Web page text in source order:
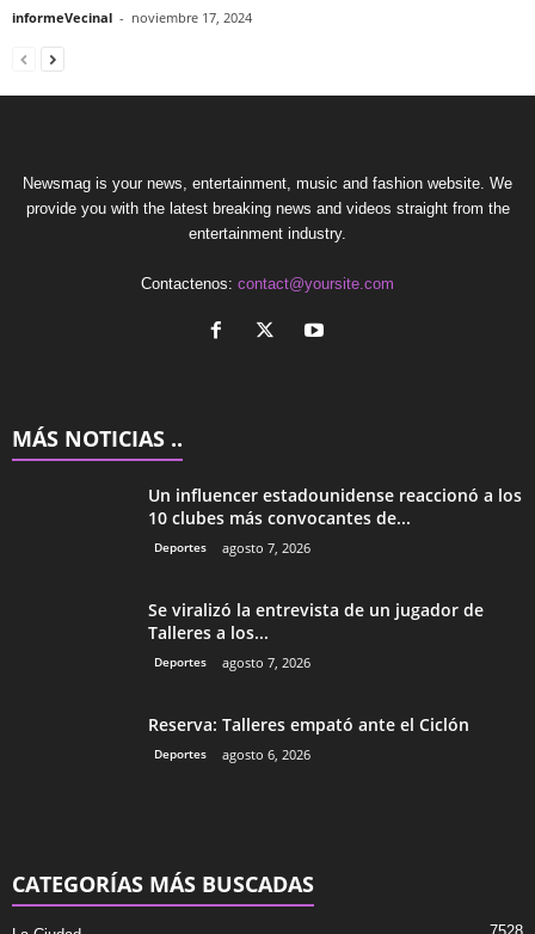
informeVecinal - noviembre 17, 2024
Newsmag is your news, entertainment, music and fashion website. We
provide you with the latest breaking news and videos straight from the
entertainment industry.
Contactenos: contact@yoursite.com
MÁS NOTICIAS ..
Un influencer estadounidense reaccionó a los
10 clubes más convocantes de...
Deportes agosto 7, 2026
Se viralizó la entrevista de un jugador de
Talleres a los...
Deportes agosto 7, 2026
Reserva: Talleres empató ante el Ciclón
Deportes agosto 6, 2026
CATEGORÍAS MÁS BUSCADAS